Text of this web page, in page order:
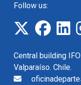
Follow us:
twitter
Central building
Valparaíso. Chile.